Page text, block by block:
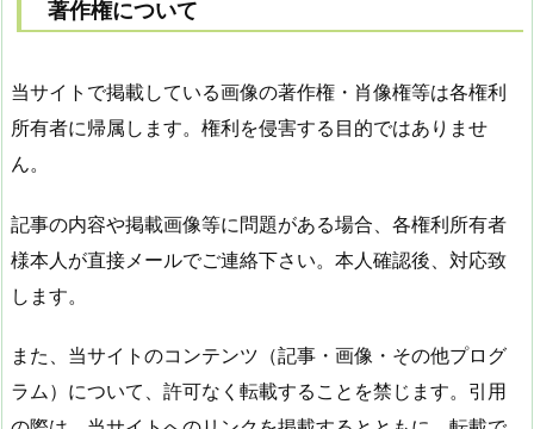
著作権について
当サイトで掲載している画像の著作権・肖像権等は各権利
所有者に帰属します。権利を侵害する目的ではありませ
ん。
記事の内容や掲載画像等に問題がある場合、各権利所有者
様本人が直接メールでご連絡下さい。本人確認後、対応致
します。
また、当サイトのコンテンツ（記事・画像・その他プログ
ラム）について、許可なく転載することを禁じます。引用